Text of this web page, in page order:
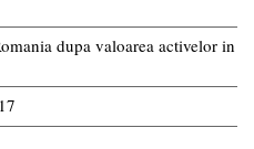
dupa valoarea activelor in